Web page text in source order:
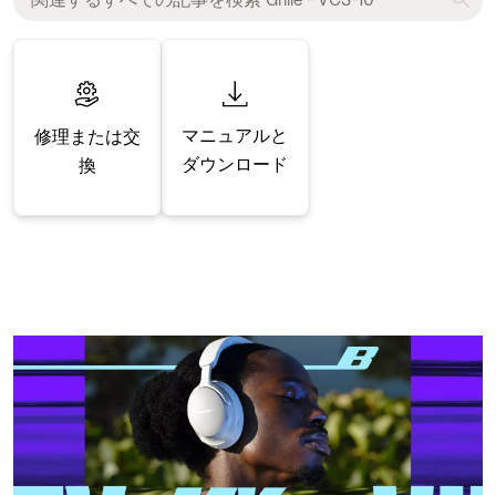
修理または交
換
マニュアルと
ダウンロード